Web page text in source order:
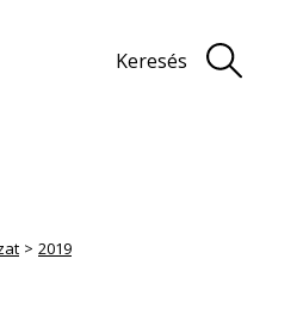
Keresés
2019